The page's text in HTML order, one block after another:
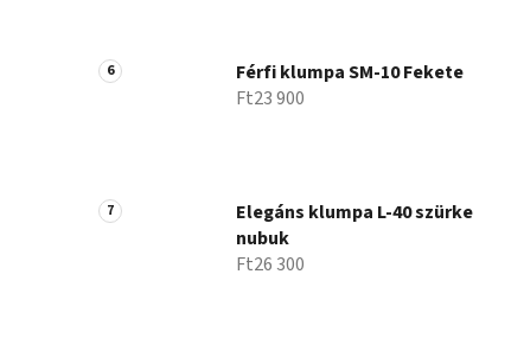
Férfi klumpa SM-10 Fekete
Ft23 900
Elegáns klumpa L-40 szürke
nubuk
Ft26 300